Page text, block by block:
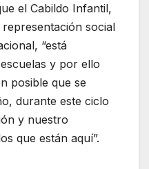
el Cabildo Infantil,
social
“está
y por ello
posible que se
durante este ciclo
y nuestro
que están aquí”.